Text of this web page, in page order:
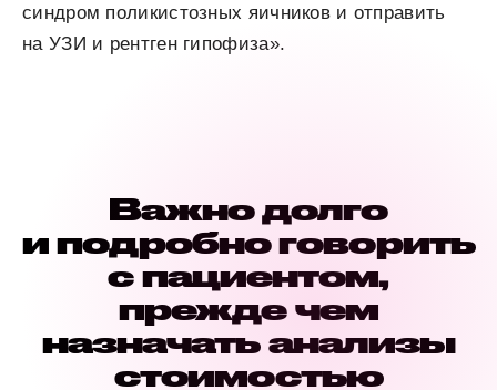
синдром поликистозных яичников и отправить
на УЗИ и рентген гипофиза».
Важно долго
и подробно говорить
с пациентом,
прежде чем
назначать анализы
стоимостью